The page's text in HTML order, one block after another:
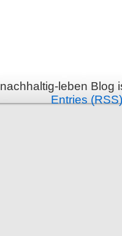
nachhaltig-leben Blog
Entries (RSS)